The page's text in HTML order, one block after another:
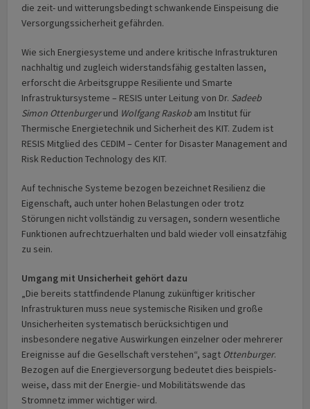
die zeit- und witterungsbedingt schwankende Einspeisung die
Versorgungssicherheit gefährden.
Wie sich Energiesysteme und andere kritische Infrastrukturen
nachhaltig und zugleich widerstandsfähig gestalten lassen,
erforscht die Arbeitsgruppe Resiliente und Smarte
Infrastruktursysteme – RESIS unter Leitung von Dr. Sadeeb
Simon Ottenburgerund Wolfgang Raskob am Institut für
Thermische Energietechnik und Sicherheit des KIT. Zudem ist
RESIS Mitglied des CEDIM – Center for Disaster Management and
Risk Reduction Technology des KIT.
Auf technische Systeme bezogen bezeichnet Resilienz die
Eigenschaft, auch unter hohen Belastungen oder trotz
Störungen nicht vollständig zu versagen, sondern wesentliche
Funktionen aufrechtzuerhalten und bald wieder voll einsatzfähig
zu sein.
Umgang mit Unsicherheit gehört dazu
„Die bereits stattfindende Planung zukünftiger kritischer
Infrastrukturen muss neue systemische Risiken und große
Unsicherheiten systematisch berücksichtigen und
insbesondere negative Auswirkungen einzelner oder mehrerer
Ereignisse auf die Gesellschaft verstehen“, sagt Ottenburger.
Bezogen auf die Energieversorgung bedeutet dies beispiels­­
weise, dass mit der Energie- und Mobilitätswende das
Stromnetz immer wichtiger wird.